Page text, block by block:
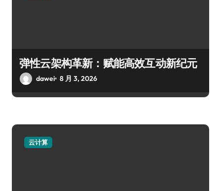
弹性云架构革新：赋能高效互动新纪元
dawei 8 月 3, 2026
云计算